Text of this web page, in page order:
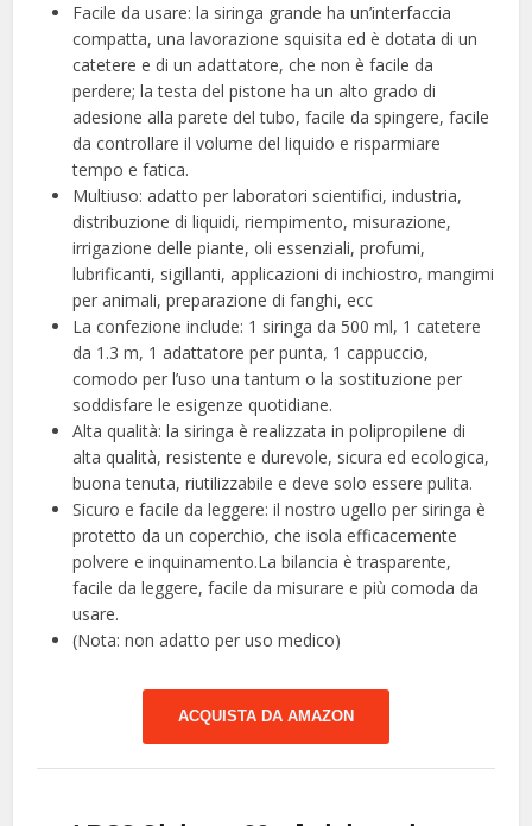
Facile da usare: la siringa grande ha un’interfaccia
compatta, una lavorazione squisita ed è dotata di un
catetere e di un adattatore, che non è facile da
perdere; la testa del pistone ha un alto grado di
adesione alla parete del tubo, facile da spingere, facile
da controllare il volume del liquido e risparmiare
tempo e fatica.
Multiuso: adatto per laboratori scientifici, industria,
distribuzione di liquidi, riempimento, misurazione,
irrigazione delle piante, oli essenziali, profumi,
lubrificanti, sigillanti, applicazioni di inchiostro, mangimi
per animali, preparazione di fanghi, ecc
La confezione include: 1 siringa da 500 ml, 1 catetere
da 1.3 m, 1 adattatore per punta, 1 cappuccio,
comodo per l’uso una tantum o la sostituzione per
soddisfare le esigenze quotidiane.
Alta qualità: la siringa è realizzata in polipropilene di
alta qualità, resistente e durevole, sicura ed ecologica,
buona tenuta, riutilizzabile e deve solo essere pulita.
Sicuro e facile da leggere: il nostro ugello per siringa è
protetto da un coperchio, che isola efficacemente
polvere e inquinamento.La bilancia è trasparente,
facile da leggere, facile da misurare e più comoda da
usare.
(Nota: non adatto per uso medico)
ACQUISTA DA AMAZON